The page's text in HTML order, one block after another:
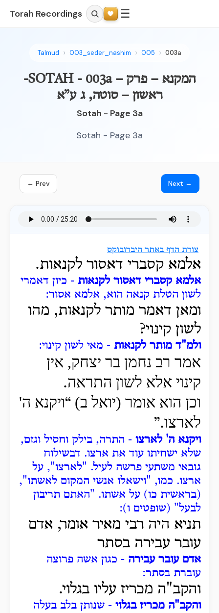
Torah Recordings ☰
Talmud 003_seder_nashim 005 003a
-SOTAH - 003a – המקנא – פרק
ראשון – סוטה, ג ע”א
Sotah - Page 3a
Sotah - Page 3a
← Prev Next →
צורת הדף באתר היברובוקס
אלמא קסברי דאסור לקנאות.
אלמא קסברי דאסור לקנאות - כיון דאמרי
לשון הטלת קנאה הוא, אלמא אסור:
ומאן דאמר מותר לקנאות, מהו
לשון קינוי?
ולמ"ד מותר לקנאות - מאי לשון קינוי:
אמר רב נחמן בר יצחק, אין
קינוי אלא לשון התראה.
וכן הוא אומר (יואל ב) “ויקנא ה'
לארצו”.
ויקנא ה' לארצו - התרה, בילק וחסיל וגזם,
שלא ישחיתו עוד את ארצו. דבשילוח
גובאי משתעי פרשה לעיל. "לארצו", על
ארצו. כמו, "וישאלו אנשי המקום לאשתו",
(בראשית כו) על אשתו. "האתם תריבון
לבעל" (שופטים ו):
תניא היה רבי מאיר אומר, אדם
עובר עבירה בסתר
אדם עובר עבירה - כגון אשה פרוצה
עוברת בסתר:
והקב"ה מכריז עליו בגלוי.
והקב"ה מכריז בגלוי - שנותן בלב בעלה